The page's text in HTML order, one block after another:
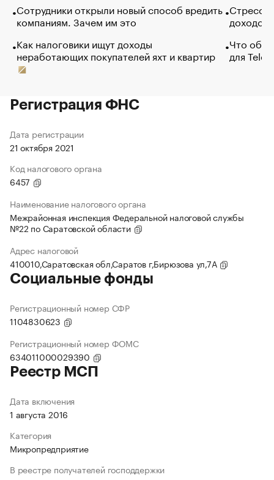
Сотрудники открыли новый способ вредить
компаниям. Зачем им это
Как налоговики ищут доходы
неработающих покупателей яхт и квартир
Стресс
доходов
Что
для
Регистрация ФНС
Дата регистрации
21 октября 2021
Код налогового органа
6457
Наименование налогового органа
Межрайонная инспекция Федеральной налоговой службы
№22 по Саратовской области
Адрес налоговой
410010,Саратовская обл,Саратов г,Бирюзова ул,7А
Социальные фонды
Регистрационный номер СФР
1104830623
Регистрационный номер ФОМС
634011000029390
Реестр МСП
Дата включения
1 августа 2016
Категория
Микропредприятие
В реестре получателей господдержки